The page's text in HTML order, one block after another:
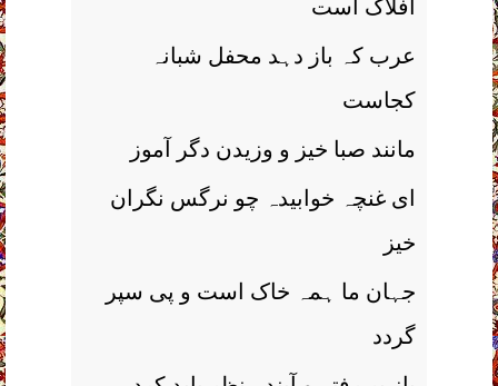
افلاک است
عرب کہ باز دہد محفل شبانہ
کجاست
مانند صبا خیز و وزیدن دگر آموز
ای غنچہ خوابیدہ چو نرگس نگران
خیز
جہان ما ہمہ خاک است و پی سپر
گردد